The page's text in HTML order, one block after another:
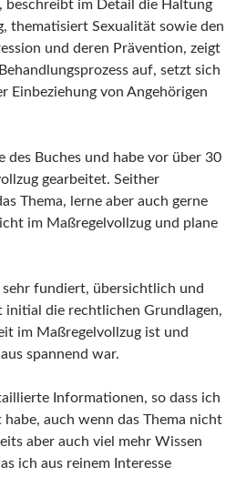
beschreibt im Detail die Haltung
thematisiert Sexualität sowie den
und deren Prävention, zeigt
auf, setzt sich
Einbeziehung von Angehörigen
des Buches und habe vor über 30
gearbeitet. Seither
Thema, lerne aber auch gerne
im Maßregelvollzug und plane
sehr fundiert, übersichtlich und
initial die rechtlichen Grundlagen,
im Maßregelvollzug ist und
spannend war.
Informationen, so dass ich
auch wenn das Thema nicht
aber auch viel mehr Wissen
ich aus reinem Interesse